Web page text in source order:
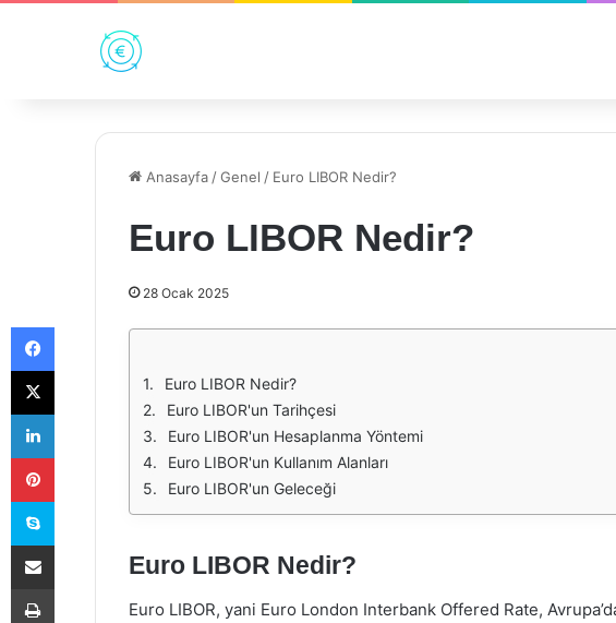
Anasayfa /Genel / Euro LIBOR Nedir?
Euro LIBOR Nedir?
28 Ocak 2025
Euro LIBOR Nedir?
Euro LIBOR'un Tarihçesi
Euro LIBOR'un Hesaplanma Yöntemi
Euro LIBOR'un Kullanım Alanları
Euro LIBOR'un Geleceği
Euro LIBOR Nedir?
Euro LIBOR, yani Euro London Interbank Offered Rate,
Facebook
X
LinkedIn
Pinterest
Skype
E-Posta ile paylaş